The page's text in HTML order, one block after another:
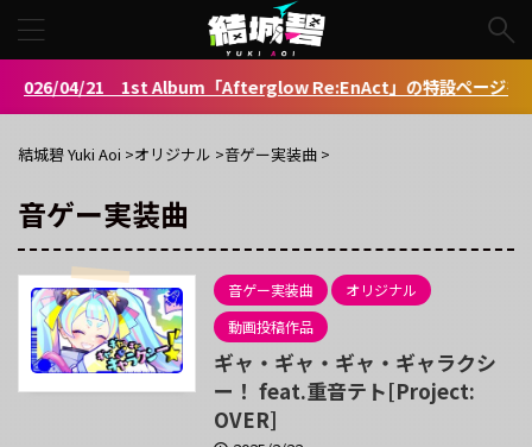
04/21 1st Album「Afterglow Re:EnAct」の特設ページを公開し
結城碧 Yuki Aoi >オリジナル >音ゲー実装曲 >
音ゲー実装曲
音ゲー実装曲
オリジナル
動画投稿作品
ギャ・ギャ・ギャ・ギャラクシ
ー！ feat.重音テト[Project:
OVER]